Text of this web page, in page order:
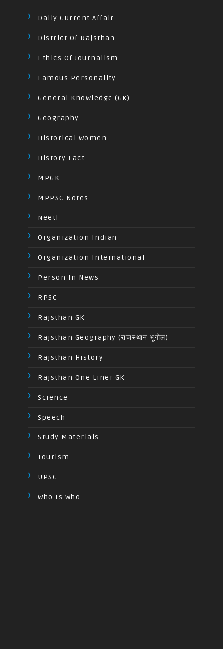
Daily Current Affair
District Of Rajsthan
Ethics Of Journalism
Famous Personality
General Knowledge (GK)
Geography
Historical Women
History Fact
MPGK
MPPSC Notes
Neeti
Organization Indian
Organization International
Person In News
RPSC
Rajsthan GK
Rajsthan Geography (राजस्थान भूगोल)
Rajsthan History
Rajsthan One Liner GK
Science
Speech
Study Materials
Tourism
UPSC
Who Is Who